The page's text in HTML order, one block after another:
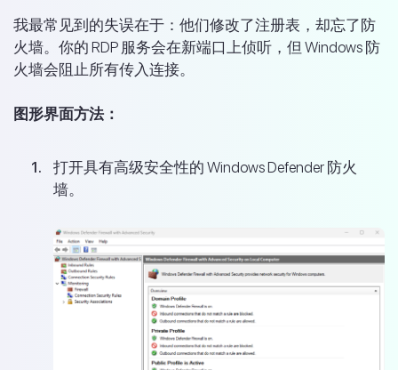
我最常见到的失误在于：他们修改了注册表，却忘了防
火墙。你的 RDP 服务会在新端口上侦听，但 Windows 防
火墙会阻止所有传入连接。
图形界面方法：
打开具有高级安全性的 Windows Defender 防火
墙。